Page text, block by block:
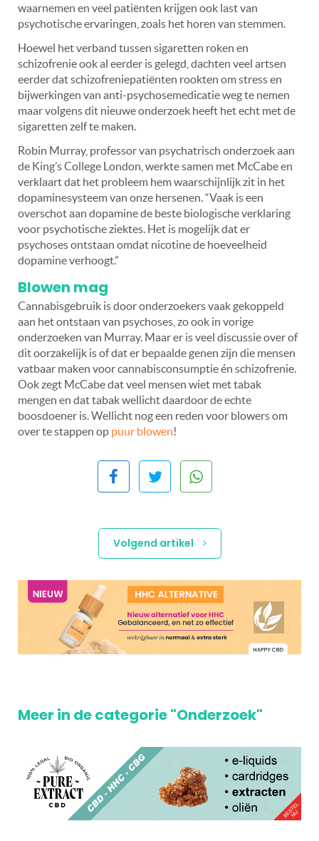
waarnemen en veel patiënten krijgen ook last van
psychotische ervaringen, zoals het horen van stemmen.
Hoewel het verband tussen sigaretten roken en
schizofrenie ook al eerder is gelegd, dachten veel artsen
eerder dat schizofreniepatiënten rookten om stress en
bijwerkingen van anti-psychosemedicatie weg te nemen
maar volgens dit nieuwe onderzoek heeft het echt met de
sigaretten zelf te maken.
Robin Murray, professor van psychatrisch onderzoek aan
de King’s College London, werkte samen met McCabe en
verklaart dat het probleem hem waarschijnlijk zit in het
dopaminesysteem van onze hersenen. “Vaak is een
overschot aan dopamine de beste biologische verklaring
voor psychotische ziektes. Het is mogelijk dat er
psychoses ontstaan omdat nicotine de hoeveelheid
dopamine verhoogt.”
Blowen mag
Cannabisgebruik is door onderzoekers vaak gekoppeld
aan het ontstaan van psychoses, zo ook in vorige
onderzoeken van Murray. Maar er is veel discussie over of
dit oorzakelijk is of dat er bepaalde genen zijn die mensen
vatbaar maken voor cannabisconsumptie én schizofrenie.
Ook zegt McCabe dat veel mensen wiet met tabak
mengen en dat tabak wellicht daardoor de echte
boosdoener is. Wellicht nog een reden voor blowers om
over te stappen op puur blowen!
Volgend artikel
Meer in de categorie "Onderzoek"